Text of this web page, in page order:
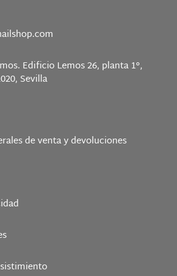
Edificio Lemos 26, planta 1°,
Sevilla
de venta y devoluciones